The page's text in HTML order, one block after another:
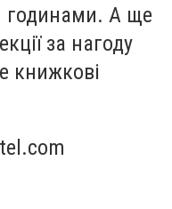
годинами. А ще
за нагоду
книжкові